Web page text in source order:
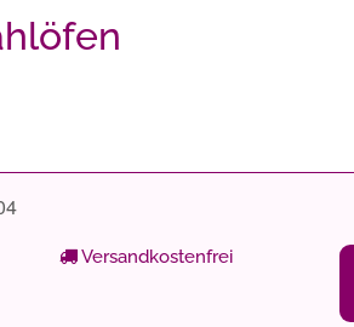
Versandkostenfrei